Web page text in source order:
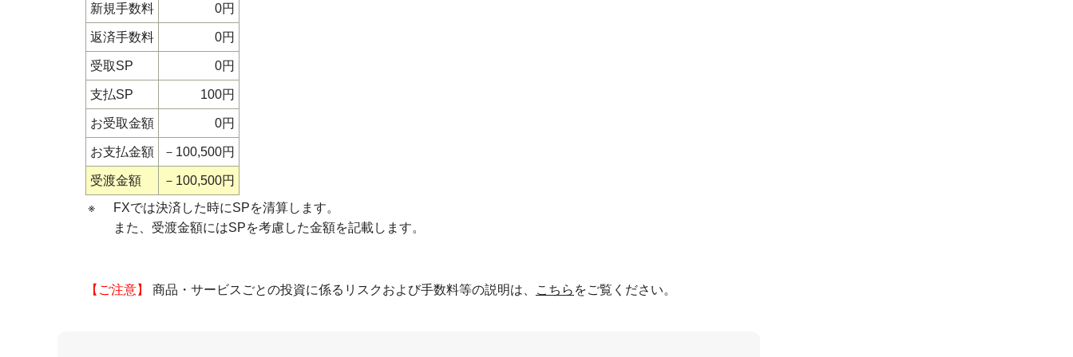
新規手数料 0円
返済手数料 0円
受取SP 0円
支払SP 100円
お受取金額 0円
お支払金額 －100,500円
受渡金額
－100,500円
※
FXでは決済した時にSPを清算します。
また、受渡金額にはSPを考慮した金額を記載します。
【ご注意】 商品・サービスごとの投資に係るリスクおよび手数料等の説明は、 こちら をご覧ください。